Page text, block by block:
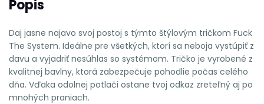
Popis
Daj jasne najavo svoj postoj s týmto štýlovým tričkom Fuck
The System. Ideálne pre všetkých, ktorí sa neboja vystúpiť z
davu a vyjadriť nesúhlas so systémom. Tričko je vyrobené z
kvalitnej bavlny, ktorá zabezpečuje pohodlie počas celého
dňa. Vďaka odolnej potlači ostane tvoj odkaz zreteľný aj po
mnohých praniach.